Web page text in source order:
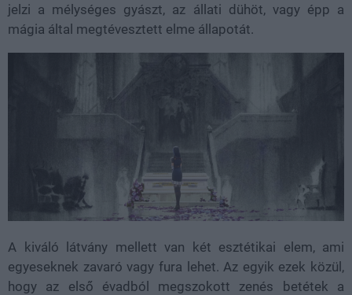
jelzi a mélységes gyászt, az állati dühöt, vagy épp a
mágia által megtévesztett elme állapotát.
A kiváló látvány mellett van két esztétikai elem, ami
egyeseknek zavaró vagy fura lehet. Az egyik ezek közül,
hogy az első évadból megszokott zenés betétek a